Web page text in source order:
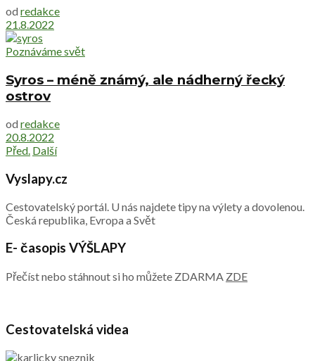
od redakce
21.8.2022
Poznáváme svět
Syros – méně známý, ale nádherný řecký
ostrov
od redakce
20.8.2022
Před. Další
Vyslapy.cz
Cestovatelský portál. U nás najdete tipy na výlety a dovolenou.
Česká republika, Evropa a Svět
E- časopis VÝŠLAPY
Přečíst nebo stáhnout si ho můžete ZDARMA ZDE
Cestovatelská videa